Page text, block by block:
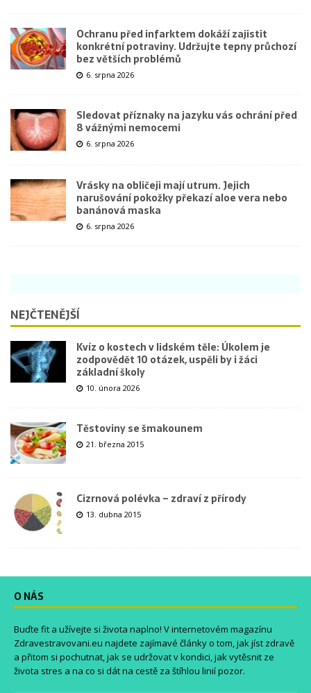
Ochranu před infarktem dokáží zajistit
konkrétní potraviny. Udržujte tepny průchozí
bez větších problémů
6. srpna 2026
Sledovat příznaky na jazyku vás ochrání před
8 vážnými nemocemi
6. srpna 2026
Vrásky na obličeji mají utrum. Jejich
narušování pokožky překazí aloe vera nebo
banánová maska
6. srpna 2026
NEJČTENĚJŠÍ
Kvíz o kostech v lidském těle: Úkolem je
zodpovědět 10 otázek, uspěli by i žáci
základní školy
10. února 2026
Těstoviny se šmakounem
21. března 2015
Cizrnová polévka – zdraví z přírody
13. dubna 2015
O NÁS
Buďte fit a užívejte si života naplno! V internetovém magazínu
Zdravestravovani.eu najdete zajímavé články o tom, jak jíst zdravě
a přitom si pochutnat, jak se udržovat v kondici, jak vytěsnit ze
života stres a na co si dát na cestě za štíhlou linií pozor.